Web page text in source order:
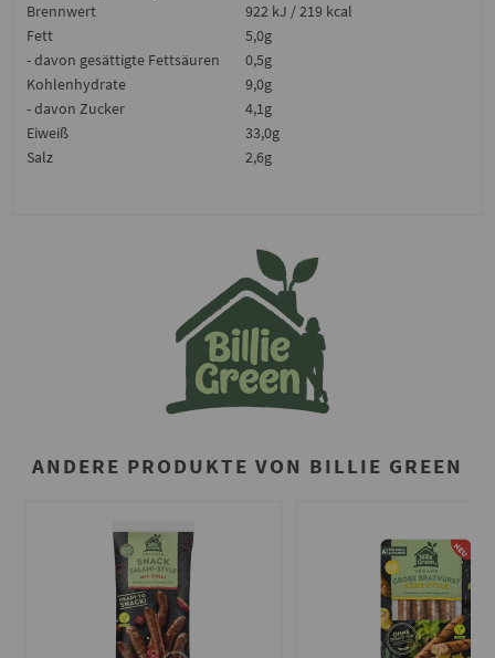
Brennwert
922 kJ / 219 kcal
Fett
5,0g
- davon gesättigte Fettsäuren
0,5g
Kohlenhydrate
9,0g
- davon Zucker
4,1g
Eiweiß
33,0g
Salz
2,6g
ANDERE PRODUKTE VON BILLIE GREEN